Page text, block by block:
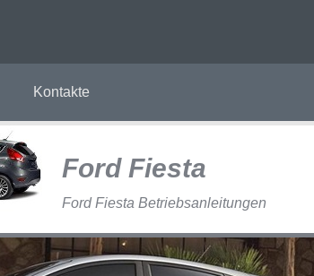
Kontakte
Ford Fiesta
Ford Fiesta Betriebsanleitungen